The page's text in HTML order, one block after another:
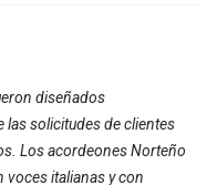
diseñados
las solicitudes de clientes
Los acordeones Norteño
voces italianas y con